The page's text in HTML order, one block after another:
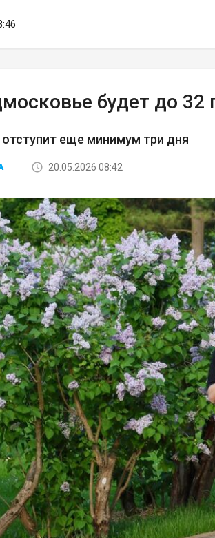
будет до 32
еще минимум три дня
20.05.2026 08:42